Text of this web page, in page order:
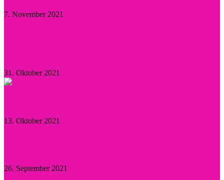
7. November 2021
31. Oktober 2021
13. Oktober 2021
26. September 2021